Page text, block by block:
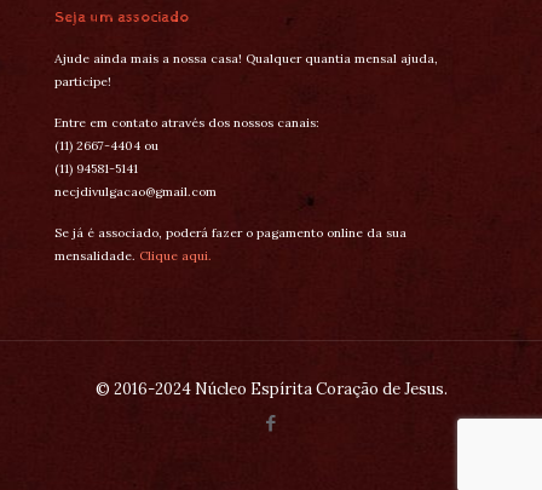
Seja um associado
Ajude ainda mais a nossa casa! Qualquer quantia mensal ajuda,
participe!
Entre em contato através dos nossos canais:
(11) 2667-4404 ou
(11) 94581-5141
necjdivulgacao@gmail.com
Se já é associado, poderá fazer o pagamento online da sua
mensalidade. Clique aqui.
© 2016-2024 Núcleo Espírita Coração de Jesus.